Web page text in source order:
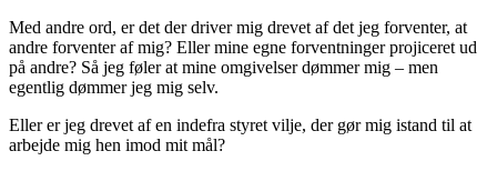
Med andre ord, er det der driver mig drevet af det jeg forventer, at
andre forventer af mig? Eller mine egne forventninger projiceret ud
på andre? Så jeg føler at mine omgivelser dømmer mig – men
egentlig dømmer jeg mig selv.
Eller er jeg drevet af en indefra styret vilje, der gør mig istand til at
arbejde mig hen imod mit mål?